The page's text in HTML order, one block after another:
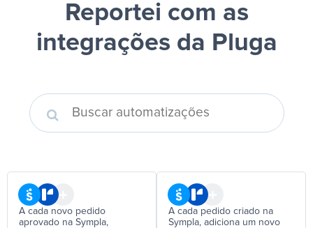
Reportei com as
integrações da Pluga
A cada novo pedido
aprovado na Sympla,
A cada pedido criado na
Sympla, adiciona um novo